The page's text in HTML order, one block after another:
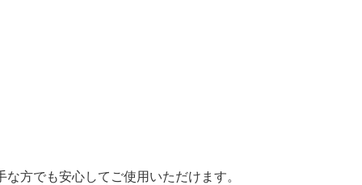
方でも安心してご使用いただけます。